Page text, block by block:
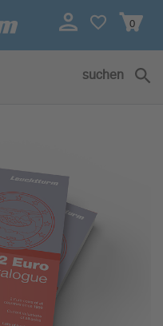
0
suchen